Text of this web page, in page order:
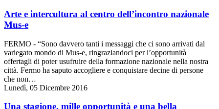
Arte e intercultura al centro dell’incontro nazionale
Mus-e
FERMO - “Sono davvero tanti i messaggi che ci sono arrivati dal
variegato mondo di Mus-e, ringraziandoci per l’opportunità
offertagli di poter usufruire della formazione nazionale nella nostra
città. Fermo ha saputo accogliere e conquistare decine di persone
che non…
Lunedì, 05 Dicembre 2016
Una stagione, mille opportunità e una bella